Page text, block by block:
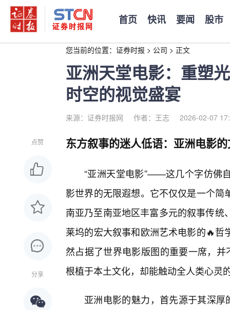
首页 快讯 要闻 股市
您当前的位置： 证券时报 > 公司 > 正文
亚洲天堂电影：重塑
时空的视觉盛宴
来源：证券时报网 作者：王志 2026-02-07
点赞
分享
东方叙事的迷人低语：亚洲电影
“亚洲天堂电影”——这几个字仿佛
影世界的无限遐想。它不仅仅是一个
南亚乃至南亚地区丰富多元的叙事传
莱坞的宏大叙事和欧洲艺术电影的🔥
然占据了世界电影版图的重要一席，
根植于本土文化，却能触动全人类心灵
亚洲电影的魅力，首先源于其深厚